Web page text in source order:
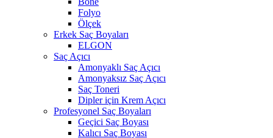
Folyo
Ölçek
Erkek Saç Boyaları
ELGON
Saç Açıcı
Amonyaklı Saç Açıcı
Amonyaksız Saç Açıcı
Saç Toneri
Dipler için Krem Açıcı
Profesyonel Saç Boyaları
Geçici Saç Boyası
Kalıcı Saç Boyası